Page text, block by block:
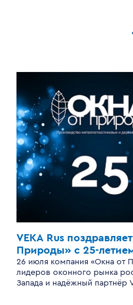
VEKA Rus
Природы» с 25-
26 июля компания «Окна от
лидеров оконного рынка
Запада и надёжный партнёр